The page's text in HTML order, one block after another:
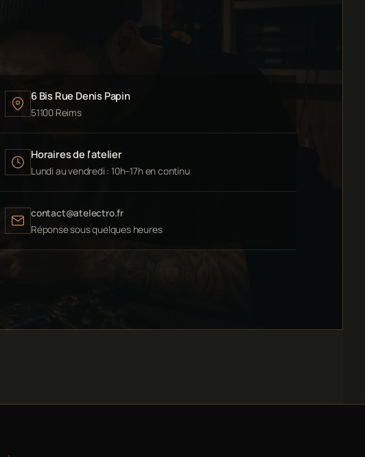
6 Bis Rue Denis Papin
51100 Reims
Horaires de l'atelier
Lundi au vendredi : 10h–17h en continu
contact@atelectro.fr
Réponse sous quelques heures